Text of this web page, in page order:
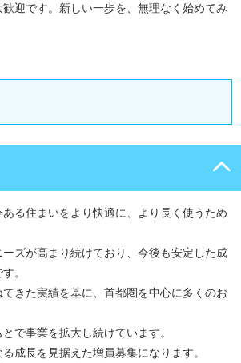
迎です。新しい一歩を、無理なく始めてみ
る住まいをより快適に、より長く使うため
ズが高まり続けており、今後も安定した成
。
きた実績を基に、首都圏を中心に多くのお
で事業を拡大し続けています。
成長を見据えた増員募集になります。